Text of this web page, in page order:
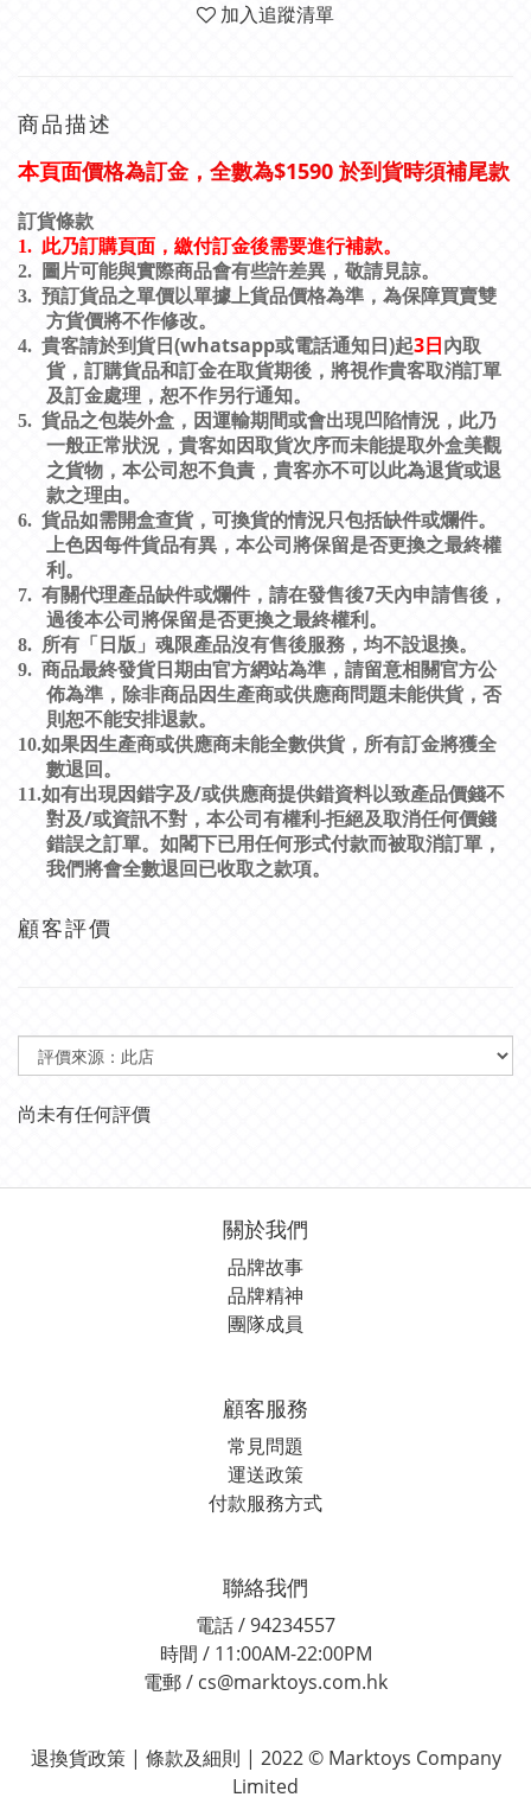
加入追蹤清單
商品描述
本頁面價格為訂金，全數為$1590 於到貨時須補尾款
訂貨條款
1. 此乃訂購頁面，繳付訂金後需要進行補款。
2.
圖片可能與實際商品會有些許差異，敬請見諒。
3. 預訂貨品之單價以單據上貨品價格為準，為保障買賣雙
方貨價將不作修改。
4. 貴客請於到貨日 (whatsapp或電話通知日 )起3日內取
貨，訂購貨品和訂金在取貨期後，將視作貴客取消訂單
及訂金處理，恕不作另行通知。
5. 貨品之包裝外盒，因運輸期間或會出現凹陷情況，此乃
一般正常狀況，貴客如因取貨次序而未能提取外盒美觀
之貨物，本公司恕不負責，貴客亦不可以此為退貨或退
款之理由。
6. 貨品如需開盒查貨，可換貨的情況只包括缺件或爛件。
上色因每件貨品有異，本公司將保留是否更換之最終權
利。
7. 有關代理產品缺件或爛件，請在發售後7天內申請售後，
過後本公司將保留是否更換之最終權利。
8. 所有「日版」魂限產品沒有售後服務，均不設退換。
9. 商品最終發貨日期由官方網站為準，請留意相關官方公
佈為準，除非商品因生產商或供應商問題未能供貨，否
則恕不能安排退款。
10.如果因生產商或供應商未能全數供貨，所有訂金將獲全
數退回。
11.如有出現因錯字及/或供應商提供錯資料以致產品價錢不
對及/或資訊不對，本公司有權利-拒絕及取消任何價錢
錯誤之訂單。如閣下已用任何形式付款而被取消訂單，
我們將會全數退回已收取之款項。
顧客評價
尚未有任何評價
關於我們
品牌故事
品牌精神
團隊成員
顧客服務
常見問題
運送政策
付款服務方式
聯絡我們
電話 / 94234557
時間 / 11:00AM-22:00PM
電郵 / cs@marktoys.com.hk
退換貨政策 | 條款及細則 | 2022 © Marktoys Company
Limited